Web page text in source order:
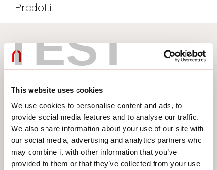
TEST
This website uses cookies
We use cookies to personalise content and ads, to
provide social media features and to analyse our traffic.
We also share information about your use of our site with
our social media, advertising and analytics partners who
may combine it with other information that you’ve
provided to them or that they’ve collected from your use
Prodotti: